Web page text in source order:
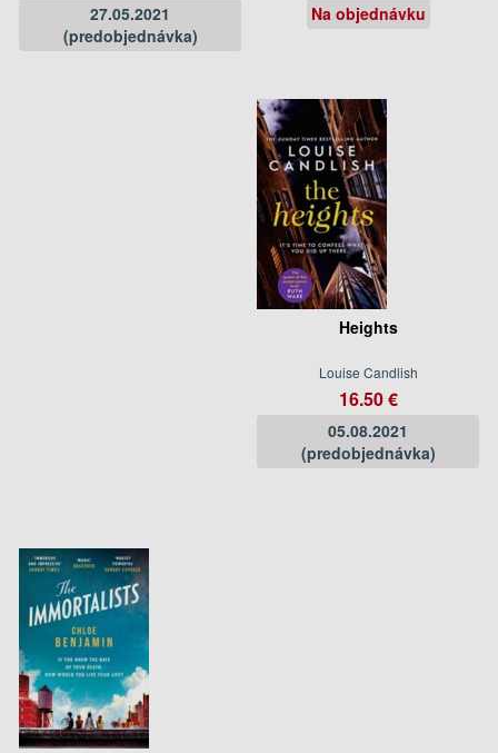
27.05.2021
(predobjednávka)
Na objednávku
Heights
Louise Candlish
16.50 €
05.08.2021
(predobjednávka)